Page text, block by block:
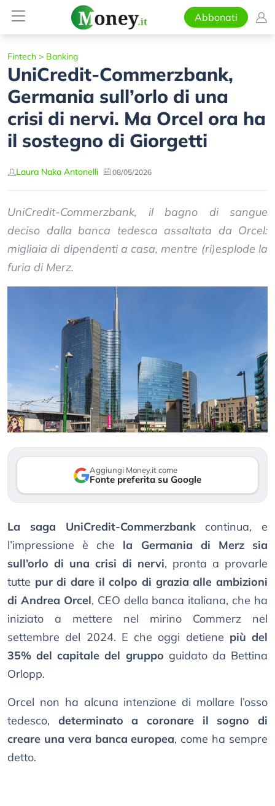
Abbonati
Fintech > Banking
UniCredit-Commerzbank,
Germania sull’orlo di una
crisi di nervi. Ma Orcel ora ha
il sostegno di Giorgetti
Laura Naka Antonelli 08/05/2026
UniCredit-Commerzbank, il bagno di sangue
deciso dalla banca tedesca assaltata da Orcel:
migliaia di dipendenti a casa, mentre (ri)esplode la
furia di Merz.
Aggiungi Money.it come
Fonte preferita su Google
La saga UniCredit-Commerzbankcontinua, e
l’impressione è che la Germania di Merz sia
sull’orlo di una crisi di nervi, pronta a provarle
tutte pur di dare il colpo di grazia alle ambizioni
di Andrea Orcel, CEO della banca italiana, che ha
iniziato a mettere nel mirino Commerz nel
settembre del 2024. E che oggi detiene più del
35% del capitale del gruppo guidato da Bettina
Orlopp.
Orcel non ha alcuna intenzione di mollare l’osso
tedesco, determinato a coronare il sogno di
creare una vera banca europea, come ha sempre
detto.